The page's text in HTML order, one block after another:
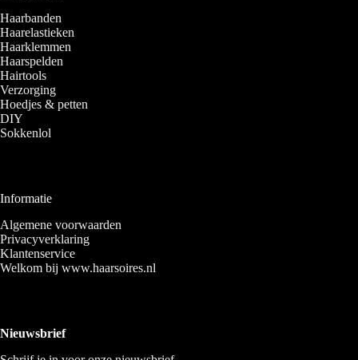
Haarbanden
Haarelastieken
Haarklemmen
Haarspelden
Hairtools
Verzorging
Hoedjes & petten
DIY
Sokkenlol
Informatie
Algemene voorwaarden
Privacyverklaring
Klantenservice
Welkom bij www.haarsoires.nl
Nieuwsbrief